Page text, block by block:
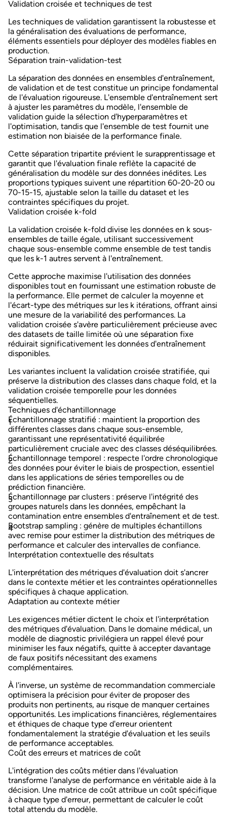
Validation croisée et techniques de test
Les techniques de validation garantissent la robustesse et
la généralisation des évaluations de performance,
éléments essentiels pour déployer des modèles fiables en
production.
Séparation train-validation-test
La séparation des données en ensembles d'entraînement,
de validation et de test constitue un principe fondamental
de l'évaluation rigoureuse. L'ensemble d'entraînement sert
à ajuster les paramètres du modèle, l'ensemble de
validation guide la sélection d'hyperparamètres et
l'optimisation, tandis que l'ensemble de test fournit une
estimation non biaisée de la performance finale.
Cette séparation tripartite prévient le surapprentissage et
garantit que l'évaluation finale reflète la capacité de
généralisation du modèle sur des données inédites. Les
proportions typiques suivent une répartition 60-20-20 ou
70-15-15, ajustable selon la taille du dataset et les
contraintes spécifiques du projet.
Validation croisée k-fold
La validation croisée k-fold divise les données en k sous-
ensembles de taille égale, utilisant successivement
chaque sous-ensemble comme ensemble de test tandis
que les k-1 autres servent à l'entraînement.
Cette approche maximise l'utilisation des données
disponibles tout en fournissant une estimation robuste de
la performance. Elle permet de calculer la moyenne et
l'écart-type des métriques sur les k itérations, offrant ainsi
une mesure de la variabilité des performances. La
validation croisée s'avère particulièrement précieuse avec
des datasets de taille limitée où une séparation fixe
réduirait significativement les données d'entraînement
disponibles.
Les variantes incluent la validation croisée stratifiée, qui
préserve la distribution des classes dans chaque fold, et la
validation croisée temporelle pour les données
séquentielles.
Techniques d'échantillonnage
Échantillonnage stratifié : maintient la proportion des
différentes classes dans chaque sous-ensemble,
garantissant une représentativité équilibrée
particulièrement cruciale avec des classes déséquilibrées.
Échantillonnage temporel : respecte l'ordre chronologique
des données pour éviter le biais de prospection, essentiel
dans les applications de séries temporelles ou de
prédiction financière.
Échantillonnage par clusters : préserve l'intégrité des
groupes naturels dans les données, empêchant la
contamination entre ensembles d'entraînement et de test.
Bootstrap sampling : génère de multiples échantillons
avec remise pour estimer la distribution des métriques de
performance et calculer des intervalles de confiance.
Interprétation contextuelle des résultats
L'interprétation des métriques d'évaluation doit s'ancrer
dans le contexte métier et les contraintes opérationnelles
spécifiques à chaque application.
Adaptation au contexte métier
Les exigences métier dictent le choix et l'interprétation
des métriques d'évaluation. Dans le domaine médical, un
modèle de diagnostic privilégiera un rappel élevé pour
minimiser les faux négatifs, quitte à accepter davantage
de faux positifs nécessitant des examens
complémentaires.
À l'inverse, un système de recommandation commerciale
optimisera la précision pour éviter de proposer des
produits non pertinents, au risque de manquer certaines
opportunités. Les implications financières, réglementaires
et éthiques de chaque type d'erreur orientent
fondamentalement la stratégie d'évaluation et les seuils
de performance acceptables.
Coût des erreurs et matrices de coût
L'intégration des coûts métierdans l'évaluation
transforme l'analyse de performance en véritable aide à la
décision. Une matrice de coût attribue un coût spécifique
à chaque type d'erreur, permettant de calculer le coût
total attendu du modèle.